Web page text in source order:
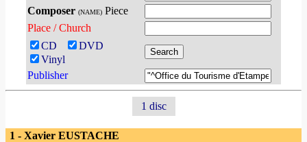
Composer (NAME) Piece
Place / Church
CD
DVD
Vinyl
Publisher
1 disc
1 - Xavier EUSTACHE